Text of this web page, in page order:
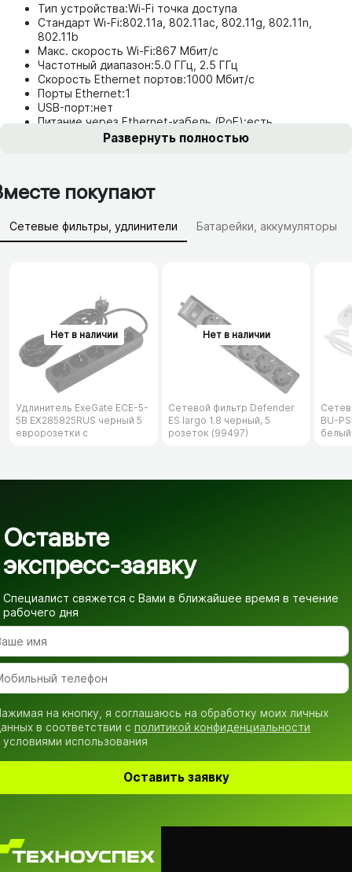
Тип устройства:Wi-Fi точка доступа
Стандарт Wi-Fi:802.11a, 802.11ac, 802.11g, 802.11n,
802.11b
Макс. скорость Wi-Fi:867 Мбит/с
Частотный диапазон:5.0 ГГц, 2.5 ГГц
Скорость Ethernet портов:1000 Мбит/с
Порты Ethernet:1
USB-порт:нет
Питание через Ethernet-кабель (PoE):есть
Развернуть полностью
покупают
Сетевые фильтры, удлинители Батарейки, аккумуляторы
Удлинитель ExeGate ECE-5-
5B EX285825RUS черный 5
евророзетки с
Сетевой фильтр Defender
ES largo 1.8 черный, 5
розеток (99497)
BU-
белый
Оставьте
экспресс-заявку
Специалист свяжется с Вами в ближайшее время в течение
рабочего дня
на кнопку, я соглашаюсь на обработку моих личных
в соответствии с политикой конфиденциальности
условиями использования
Оставить заявку